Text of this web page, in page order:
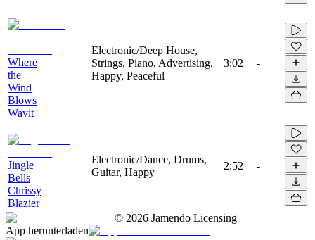
Where
the
Wind
Blows
Wavit
Electronic/Deep House,
Strings, Piano, Advertising,
Happy, Peaceful
3:02 -
Jingle
Bells
Chrissy
Blazier
Electronic/Dance, Drums,
Guitar, Happy
2:52 -
© 2026 Jamendo Licensing
App herunterladen